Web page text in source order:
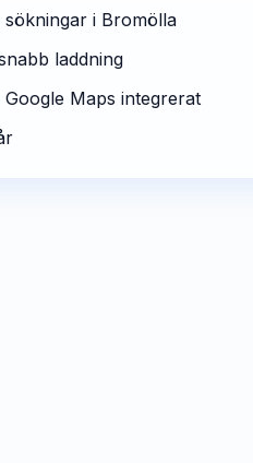
i Bromölla
laddning
Maps integrerat